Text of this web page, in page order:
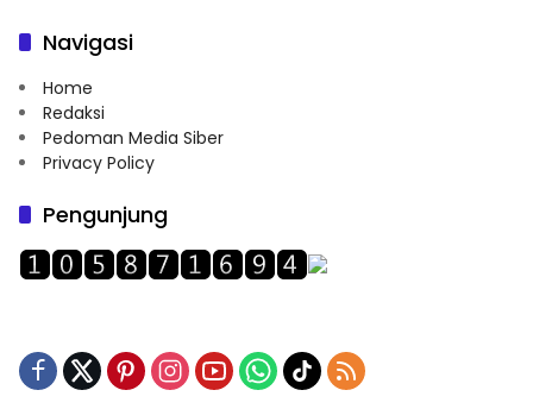
Navigasi
Home
Redaksi
Pedoman Media Siber
Privacy Policy
Pengunjung